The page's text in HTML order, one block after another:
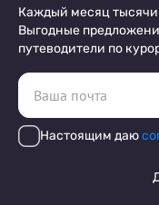
Каждый месяц
Выгодные
путеводители по
Настоящим даю